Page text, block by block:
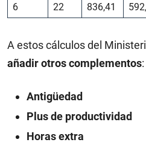
6
22 836,41
A estos cálculos del
añadir otros complementos:
Antigüedad
Plus de productividad
Horas extra